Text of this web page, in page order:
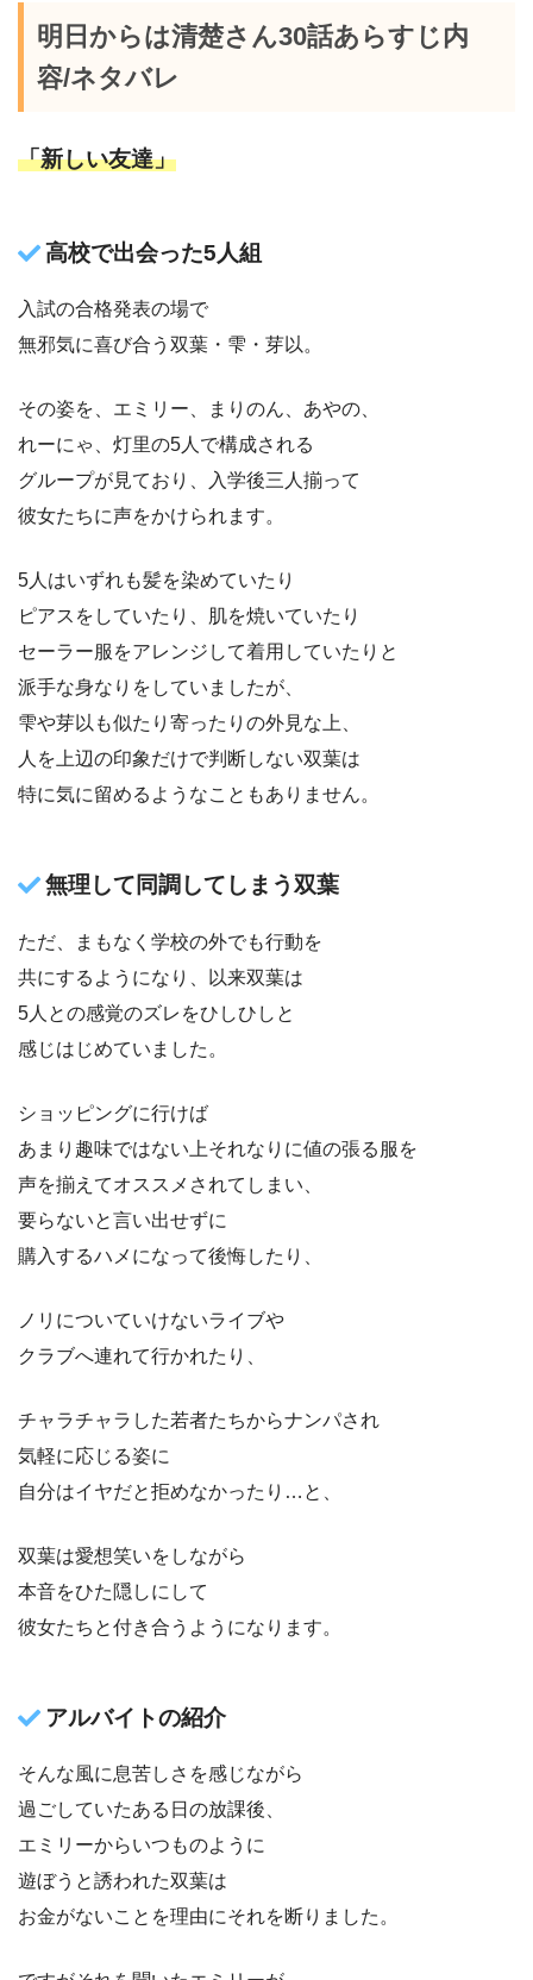
明日からは清楚さん30話あらすじ内
容/ネタバレ
「新しい友達」
高校で出会った5人組
入試の合格発表の場で
無邪気に喜び合う双葉・雫・芽以。
その姿を、エミリー、まりのん、あやの、
れーにゃ、灯里の5人で構成される
グループが見ており、入学後三人揃って
彼女たちに声をかけられます。
5人はいずれも髪を染めていたり
ピアスをしていたり、肌を焼いていたり
セーラー服をアレンジして着用していたりと
派手な身なりをしていましたが、
雫や芽以も似たり寄ったりの外見な上、
人を上辺の印象だけで判断しない双葉は
特に気に留めるようなこともありません。
無理して同調してしまう双葉
ただ、まもなく学校の外でも行動を
共にするようになり、以来双葉は
5人との感覚のズレをひしひしと
感じはじめていました。
ショッピングに行けば
あまり趣味ではない上それなりに値の張る服を
声を揃えてオススメされてしまい、
要らないと言い出せずに
購入するハメになって後悔したり、
ノリについていけないライブや
クラブへ連れて行かれたり、
チャラチャラした若者たちからナンパされ
気軽に応じる姿に
自分はイヤだと拒めなかったり…と、
双葉は愛想笑いをしながら
本音をひた隠しにして
彼女たちと付き合うようになります。
アルバイトの紹介
そんな風に息苦しさを感じながら
過ごしていたある日の放課後、
エミリーからいつものように
遊ぼうと誘われた双葉は
お金がないことを理由にそれを断りました。